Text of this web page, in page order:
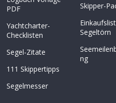
PDF
Yachtcharter-
Checklisten
Segel-Zitate
111 Skippertipps
Segelmesser
Skipper-
Segeltörn
ng